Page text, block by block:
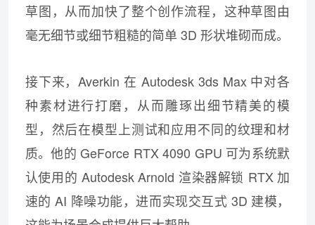
草图，从而加快了整个创作流程，这种草图由
毫无细节或细节粗糙的简单 3D 形状堆砌而成。
接下来，Averkin 在 Autodesk 3ds Max 中对各
种素材进行打磨，从而雕琢出细节精美的模
型，然后在模型上测试和应用不同的纹理和材
质。他的 GeForce RTX 4090 GPU 可为系统默
认使用的 Autodesk Arnold 渲染器解锁 RTX 加
速的 AI 降噪功能，进而实现交互式 3D 建模，